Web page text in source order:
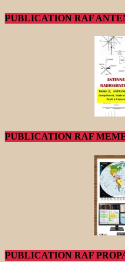
PUBLICATION RAF
PUBLICATION RAF
PUBLICATION RAF